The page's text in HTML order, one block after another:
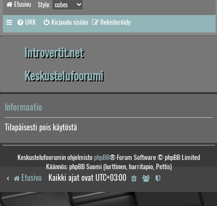
Etusivu Style:
UKK Kirjaudu sisään Rekisteröidy
Introvertit.net
Keskustelufoorumi
Informaatio
Tilapäisesti pois käytöstä
Keskustelufoorumin ohjelmistophpBB® Forum Software © phpBB Limited
Käännös: phpBB Suomi (lurttinen, harritapio, Pettis)
Etusivu Kaikki ajat ovat UTC+03:00